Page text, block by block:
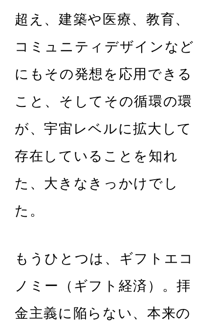
超え、建築や医療、教育、
コミュニティデザインなど
にもその発想を応用できる
こと、そしてその循環の環
が、宇宙レベルに拡大して
存在していることを知れ
た、大きなきっかけでし
た。
もうひとつは、ギフトエコ
ノミー（ギフト経済）。拝
金主義に陥らない、本来の